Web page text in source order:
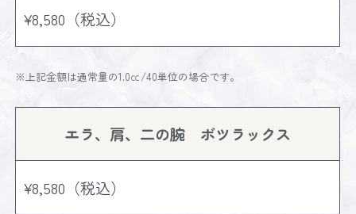
¥8,580（税込）
※上記金額は通常量の1.0㏄/40単位の場合です。
エラ、肩、二の腕 ボツラックス
¥8,580（税込）